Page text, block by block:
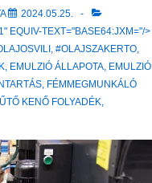
2024.05.25.
EQUIV-TEXT="BASE64:JXM="/>
,#OLAJSZAKERTO,
, EMULZIÓ ÁLLAPOTA, EMULZIÓ
, FÉMMEGMUNKÁLÓ
KENŐ FOLYADÉK,